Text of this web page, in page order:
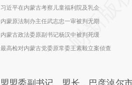
习近平在内蒙古考察儿童福利院及乳企
内蒙原法制办主任武志忠一审被判无期
内蒙古政法委原副书记杨汉中被判死缓
最高检对内蒙古党委原常委王素毅立案侦查
盟盟委副书记、盟长，巴彦淖尔